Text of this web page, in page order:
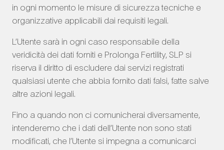
in ogni momento le misure di sicurezza tecniche e
organizzative applicabili dai requisiti legali.
L’Utente sarà in ogni caso responsabile della
veridicità dei dati forniti e Prolonga Fertility, SLP si
riserva il diritto di escludere dai servizi registrati
qualsiasi utente che abbia fornito dati falsi, fatte salve
altre azioni legali.
Fino a quando non ci comunicherai diversamente,
intenderemo che i dati dell’Utente non sono stati
modificati, che l’Utente si impegna a comunicarci